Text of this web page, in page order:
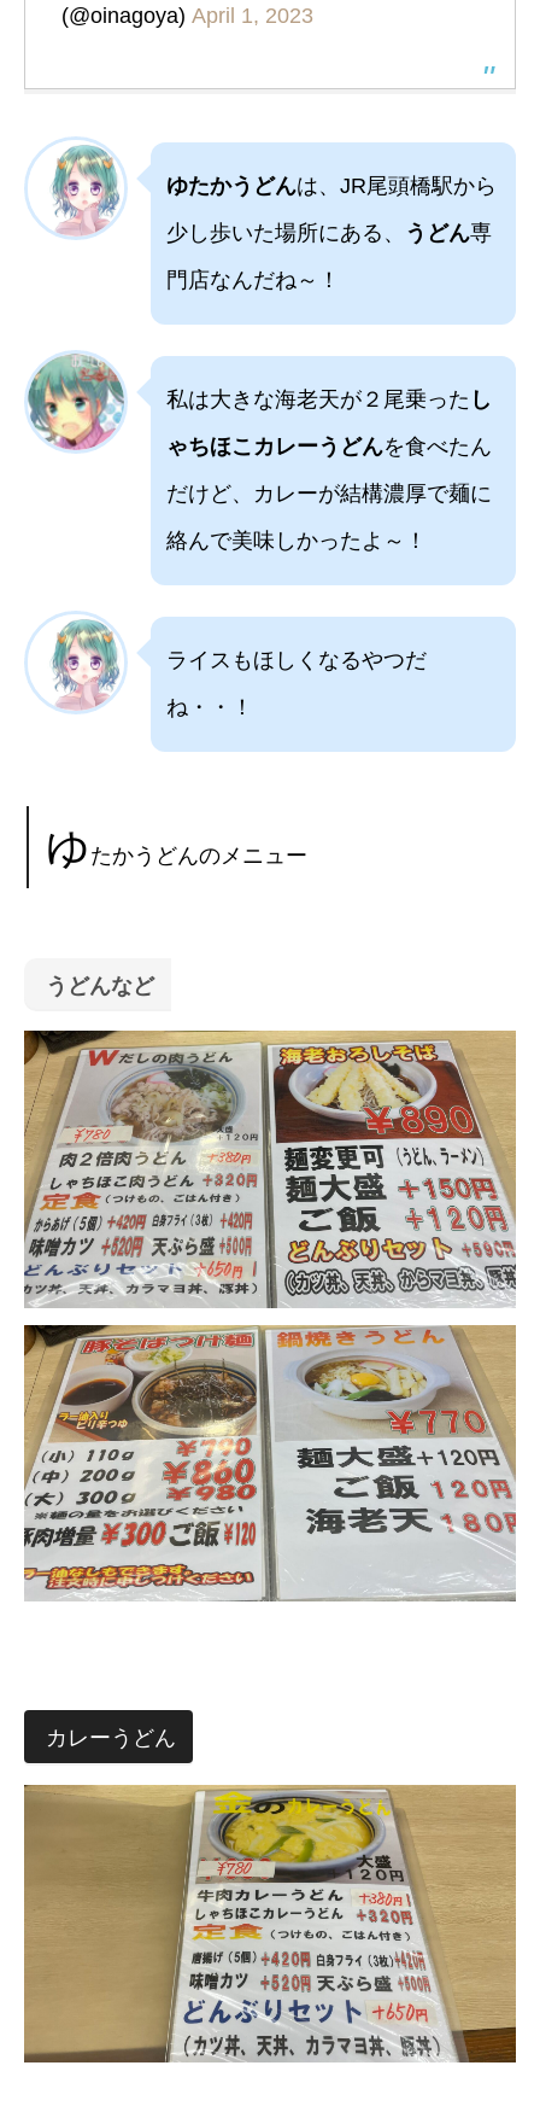
(@oinagoya) April 1, 2023
ゆたかうどんは、JR尾頭橋駅から
少し歩いた場所にある、 うどん専
門店なんだね～！
私は大きな海老天が２尾乗った し
ゃちほこカレーうどんを食べたん
だけど、カレーが結構濃厚で麺に
絡んで美味しかったよ～！
ライスもほしくなるやつだ
ね・・！
ゆ たかうどんのメニュー
うどんなど
カレーうどん